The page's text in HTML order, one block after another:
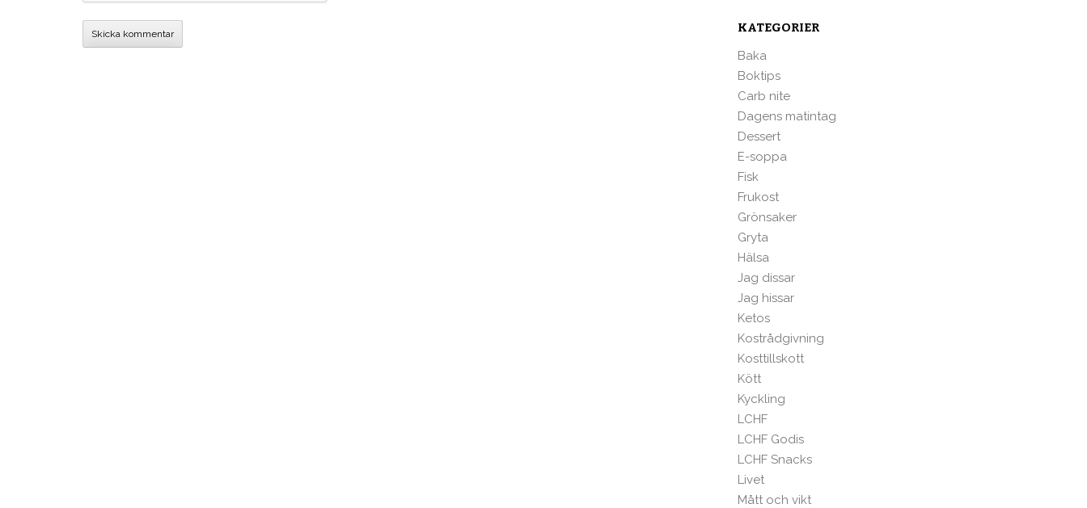
KATEGORIER
Baka
Boktips
Carb nite
Dagens matintag
Dessert
E-soppa
Fisk
Frukost
Grönsaker
Gryta
Hälsa
Jag dissar
Jag hissar
Ketos
Kostrådgivning
Kosttillskott
Kött
Kyckling
LCHF
LCHF Godis
LCHF Snacks
Livet
Mått och vikt